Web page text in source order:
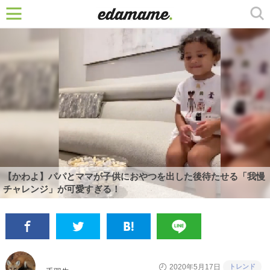
【かわよ】パパとママが子供におやつを出した後待たせる「我慢
チャレンジ」が可愛すぎる！
2020年5月17日 トレンド